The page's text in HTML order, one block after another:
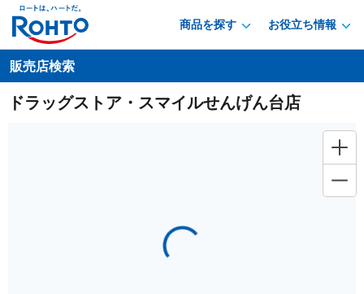
商品を探す お役立ち情報
販売店検索
ドラッグストア・スマイルせんげん台店
Loading...